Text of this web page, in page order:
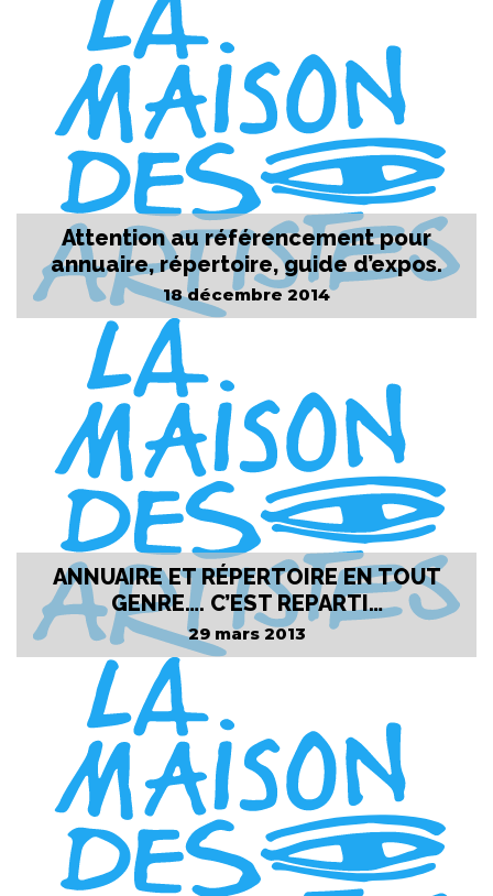
Attention au référencement pour
annuaire, répertoire, guide d’expos.
18 décembre 2014
ANNUAIRE ET RÉPERTOIRE EN TOUT
GENRE…. C’EST REPARTI…
29 mars 2013